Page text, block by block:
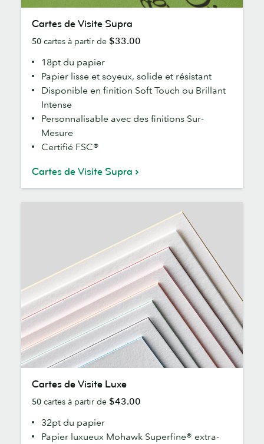
Visite
Supra
Cartes de Visite Supra
50 cartes à partir de $33.00
18pt du papier
Papier lisse et soyeux, solide et résistant
Disponible en finition Soft Touch ou Brillant
Intense
Personnalisable avec des finitions Sur-
Mesure
Certifié FSC®
Cartes de Visite Supra
Visite
Cartes de Visite Luxe
50 cartes à partir de $43.00
32pt du papier
Papier luxueux Mohawk Superfine® extra-